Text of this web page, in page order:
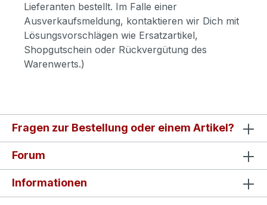
Lieferanten bestellt. Im Falle einer
Ausverkaufsmeldung, kontaktieren wir Dich mit
Lösungsvorschlägen wie Ersatzartikel,
Shopgutschein oder Rückvergütung des
Warenwerts.)
Fragen zur Bestellung oder einem Artikel?
Forum
Informationen